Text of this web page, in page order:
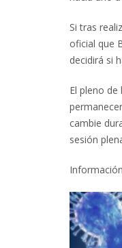
Si tras
oficial que
decidirá si
El pleno
cambie
sesión